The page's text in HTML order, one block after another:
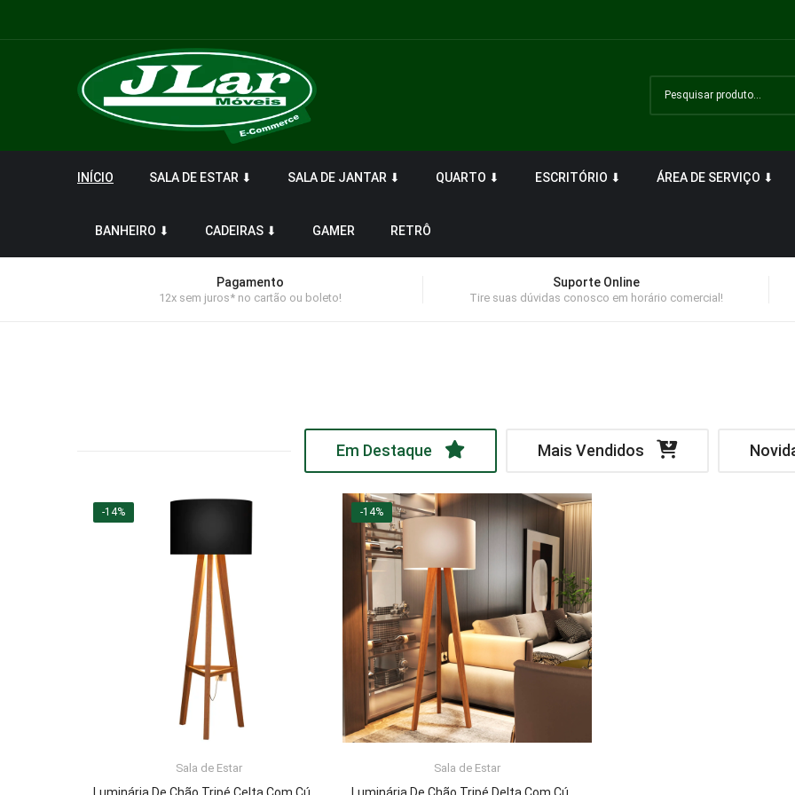
INÍCIO SALA DE ESTAR ⬇ SALA DE JANTAR ⬇ QUARTO ⬇ ESCRITÓRIO ⬇ ÁREA DE SERVIÇO ⬇
BANHEIRO ⬇ CADEIRAS ⬇ GAMER RETRÔ
Pagamento
12x sem juros* no cartão ou boleto!
Suporte Online
Tire suas dúvidas conosco em horário comercial!
Em Destaque Mais Vendidos
-14%
Sala de Estar
ADICIONAR AO CARRINHO
-14%
Sala de Estar
LER MAIS